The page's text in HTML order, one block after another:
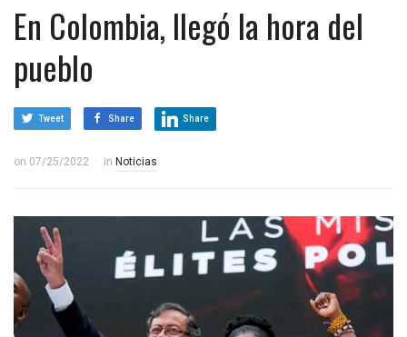
En Colombia, llegó la hora del
pueblo
Tweet Share Share
on 07/25/2022 in Noticias